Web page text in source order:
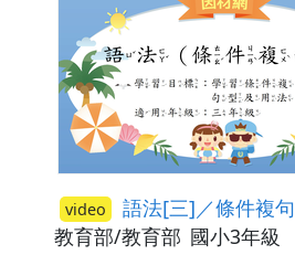
video 語法[三]／條件複句
教育部/教育部 國小3年級